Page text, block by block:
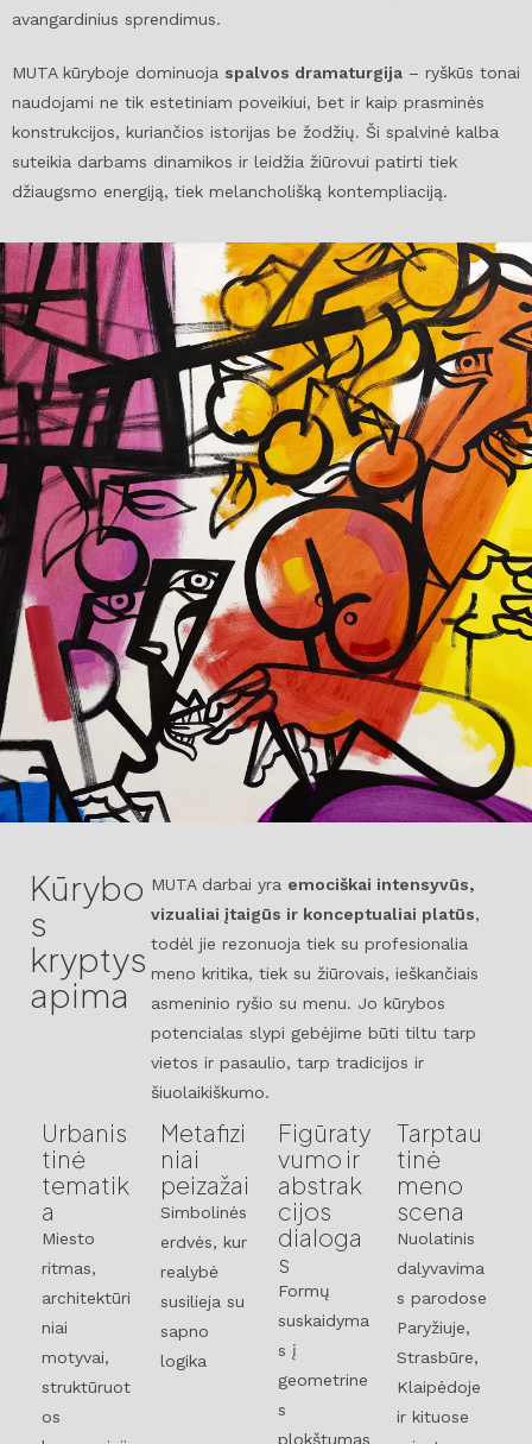
avangardinius sprendimus.
MUTA kūryboje dominuoja spalvos dramaturgija – ryškūs tonai
naudojami ne tik estetiniam poveikiui, bet ir kaip prasminės
konstrukcijos, kuriančios istorijas be žodžių. Ši spalvinė kalba
suteikia darbams dinamikos ir leidžia žiūrovui patirti tiek
džiaugsmo energiją, tiek melancholišką kontempliaciją.
Kūrybo
s
kryptys
apima
MUTA darbai yra emociškai intensyvūs,
vizualiai įtaigūs ir konceptualiai platūs,
todėl jie rezonuoja tiek su profesionalia
meno kritika, tiek su žiūrovais, ieškančiais
asmeninio ryšio su menu. Jo kūrybos
potencialas slypi gebėjime būti tiltu tarp
vietos ir pasaulio, tarp tradicijos ir
šiuolaikiškumo.
Urbanis
tinė
tematik
a
Miesto
ritmas,
architektūri
niai
motyvai,
struktūruot
os
Metafizi
niai
peizažai
Simbolinės
erdvės, kur
realybė
susilieja su
sapno
logika
Figūraty
vumo ir
abstrak
cijos
dialoga
s
Formų
suskaidyma
s į
geometrine
s
plokštumas
Tarptau
tinė
meno
scena
Nuolatinis
dalyvavima
s parodose
Paryžiuje,
Strasbūre,
Klaipėdoje
ir kituose